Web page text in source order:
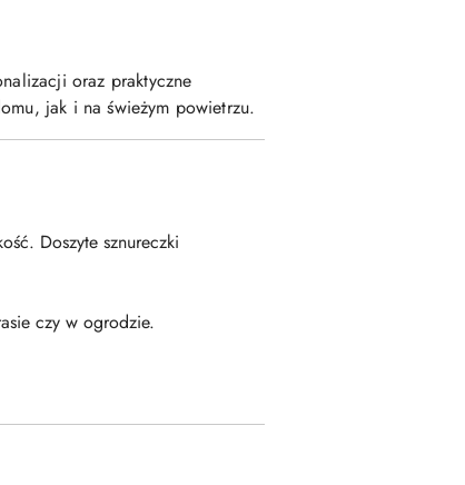
oraz praktyczne
jak i na świeżym powietrzu.
Doszyte sznureczki
czy w ogrodzie.